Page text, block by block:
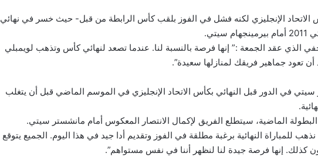
الاتحاد الإنجليزي لكنه فشل في الفوز بلقب كأس الرابطة من قبل- حيث خسر في نهائي
الذي عقد الجمعة :” إنها فرصة بالنسبة لنا. عندما تصعد لنهائي كأس وتذهب لويمبلي
تعود جماهير فريقك لمنازلها سعيدة”.
في الدور قبل النهائي بكأس الاتحاد الإنجليزي في الموسم الماضي قبل أن يتغلب
الماضية، سيتطلع الفريق لإكمال الانتصار المعكوس أمام مانشستر سيتي.
للمباراة النهائية برغبة مطلقة في الفوز وتقديم أدا جيد في هذا اليوم. الجميع يتوقع
كذلك. إنها فرصة جيدة لنا لنظهر أننا في نفس مستواهم”.